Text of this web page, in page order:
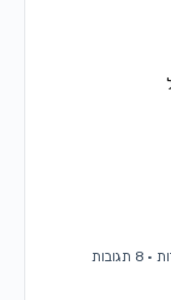
· 8 תגובות